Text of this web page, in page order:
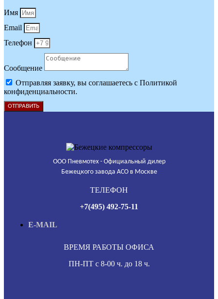
Имя
Email
Телефон
Сообщение
Отправляя заявку, вы соглашаетесь с Политикой
конфиденциальности.
ОТПРАВИТЬ
ООО Пневмотех - Официальный дилер
Бежецкого завода АСО в Москве
ТЕЛЕФОН
+7(495) 492-75-11
E-MAIL
ВРЕМЯ РАБОТЫ ОФИСА
ПН-ПТ с 8-00 ч. до 18 ч.